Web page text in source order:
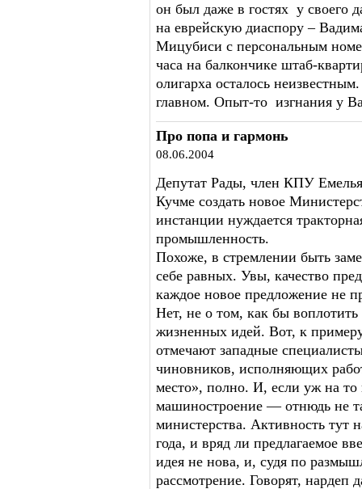
он был даже в гостях у своего
на еврейскую диаспору –
Мицубиси с персональным
часа на балкончике штаб-
олигарха осталось
главном. Опыт-то изгнания у
Про попа и гармонь
08.06.2004
Депутат Рады, член КПУ
Кучме создать новое
инстанции нуждается
промышленность.
Похоже, в стремлении быть
себе равных. Увы, качество
каждое новое предложение не
Нет, не о том, как бы
жизненных идей. Вот, к
отмечают западные
чиновников, исполняющих
место», полно. И, если уж на то
машиностроение — отнюдь не
министерства. Активность тут
года, и вряд ли предлагаемое
идея не нова, и, судя по
рассмотрение. Говорят, нардеп